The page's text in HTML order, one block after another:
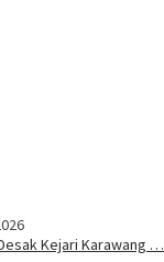
Kejari Karawang …